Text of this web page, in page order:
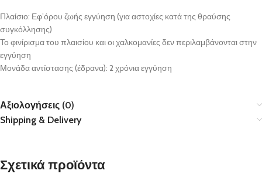
Πλαίσιο: Εφ’όρου ζωής εγγύηση (για αστοχίες κατά της θραύσης
συγκόλλησης)
Το φινίρισμα του πλαισίου και οι χαλκομανίες δεν περιλαμβάνονται στην
εγγύηση
Μονάδα αντίστασης (έδρανα): 2 χρόνια εγγύηση
Αξιολογήσεις (0)
Shipping & Delivery
Σχετικά προϊόντα